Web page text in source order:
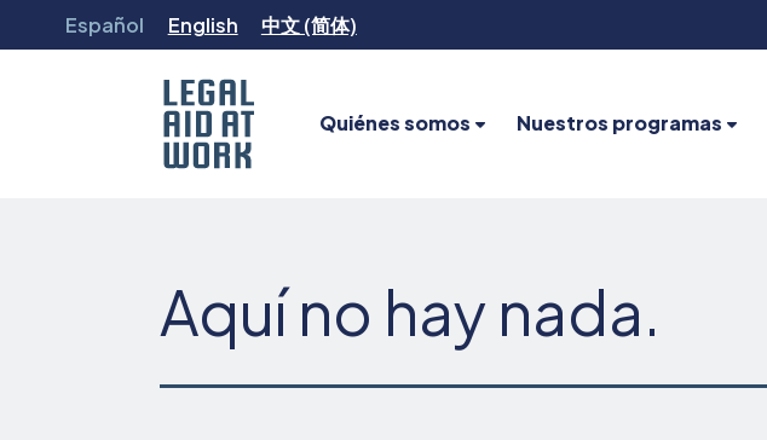
Español English 中文 (简体)
Quiénes somos Nuestros programas
Aquí no hay nada.